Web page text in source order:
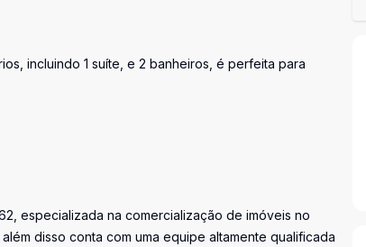
incluindo 1 suíte, e 2 banheiros, é perfeita para
especializada na comercialização de imóveis no
disso conta com uma equipe altamente qualificada